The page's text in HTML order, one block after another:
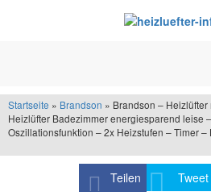
Startseite » Brandson » Brandson –
Heizlüfter Badezimmer energiesparend leise
Oszillationsfunktion – 2x Heizstufen – Timer
Teilen Tweet